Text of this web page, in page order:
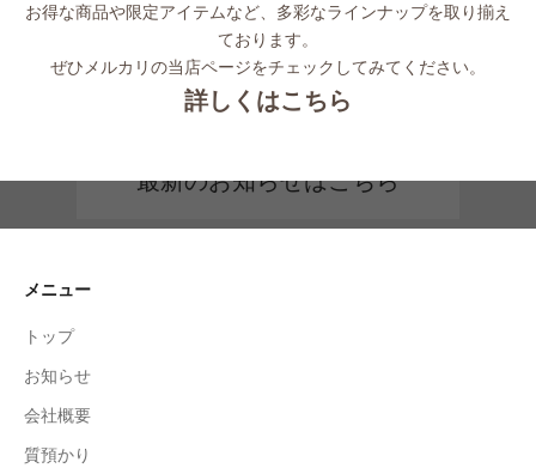
お得な商品や限定アイテムなど、多彩なラインナップを取り揃え
ております。
ぜひメルカリの当店ページをチェックしてみてください。
詳しくはこちら
最新のお知らせはこちら
メニュー
トップ
お知らせ
会社概要
質預かり